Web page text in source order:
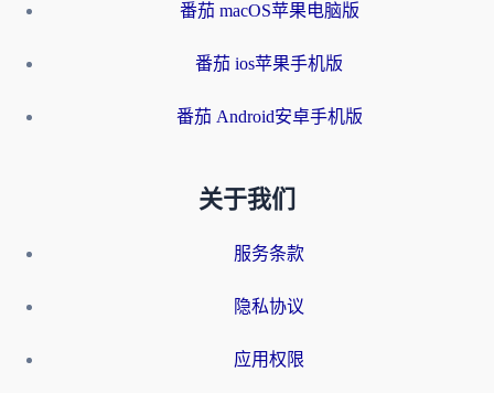
番茄 macOS苹果电脑版
番茄 ios苹果手机版
番茄 Android安卓手机版
关于我们
服务条款
隐私协议
应用权限